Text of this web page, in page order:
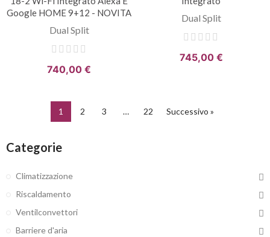
Google HOME 9+12 - NOVITA
Dual Split
740,00 €
Dual Split
745,00 €
1 2 3 … 22 Successivo »
Categorie
Climatizzazione
Riscaldamento
Ventilconvettori
Barriere d'aria